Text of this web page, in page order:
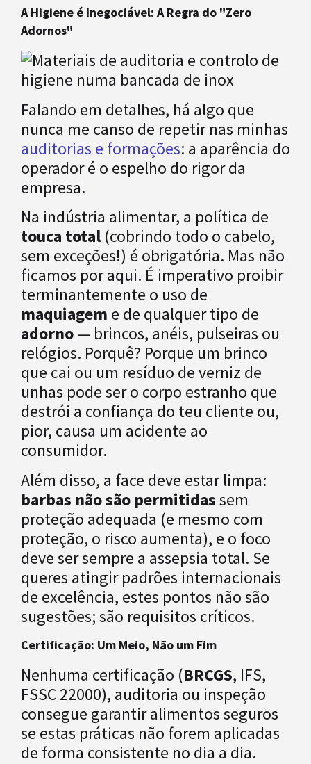
A Higiene é Inegociável: A Regra do "Zero
Adornos"
Falando em detalhes, há algo que
nunca me canso de repetir nas minhas
auditorias e formações: a aparência do
operador é o espelho do rigor da
empresa.
Na indústria alimentar, a política de
touca total (cobrindo todo o cabelo,
sem exceções!) é obrigatória. Mas não
ficamos por aqui. É imperativo proibir
terminantemente o uso de
maquiagem e de qualquer tipo de
adorno— brincos, anéis, pulseiras ou
relógios. Porquê? Porque um brinco
que cai ou um resíduo de verniz de
unhas pode ser o corpo estranho que
destrói a confiança do teu cliente ou,
pior, causa um acidente ao
consumidor.
Além disso, a face deve estar limpa:
barbas não são permitidassem
proteção adequada (e mesmo com
proteção, o risco aumenta), e o foco
deve ser sempre a assepsia total. Se
queres atingir padrões internacionais
de excelência, estes pontos não são
sugestões; são requisitos críticos.
Certificação: Um Meio, Não um Fim
Nenhuma certificação (BRCGS, IFS,
FSSC 22000), auditoria ou inspeção
consegue garantir alimentos seguros
se estas práticas não forem aplicadas
de forma consistente no dia a dia.